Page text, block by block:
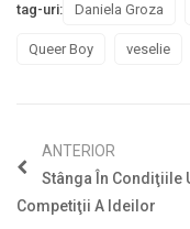
tag-uri: Daniela Groza
Queer Boy veselie
ANTERIOR
Stânga În Condiţiile
Competiţii A Ideilor